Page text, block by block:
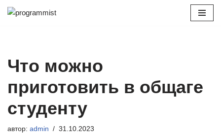
Что можно
приготовить в общаге
студенту
автор: admin 31.10.2023